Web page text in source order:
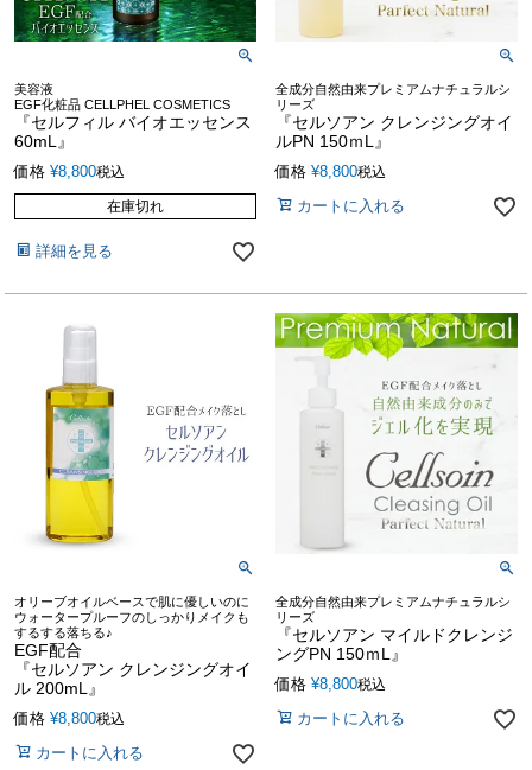
美容液
EGF化粧品 CELLPHEL COSMETICS
『セルフィル バイオエッセンス
60mL』
価格 ¥8,800税込
在庫切れ
詳細を見る
全成分自然由来プレミアムナチュラルシ
リーズ
『セルソアン クレンジングオイ
ルPN 150ｍL』
価格 ¥8,800税込
カートに入れる
オリーブオイルベースで肌に優しいのに
ウォータープルーフのしっかりメイクも
するする落ちる♪
EGF配合
『セルソアン クレンジングオイ
ル 200mL』
価格 ¥8,800税込
カートに入れる
全成分自然由来プレミアムナチュラルシ
リーズ
『セルソアン マイルドクレンジ
ングPN 150ｍL』
価格 ¥8,800税込
カートに入れる